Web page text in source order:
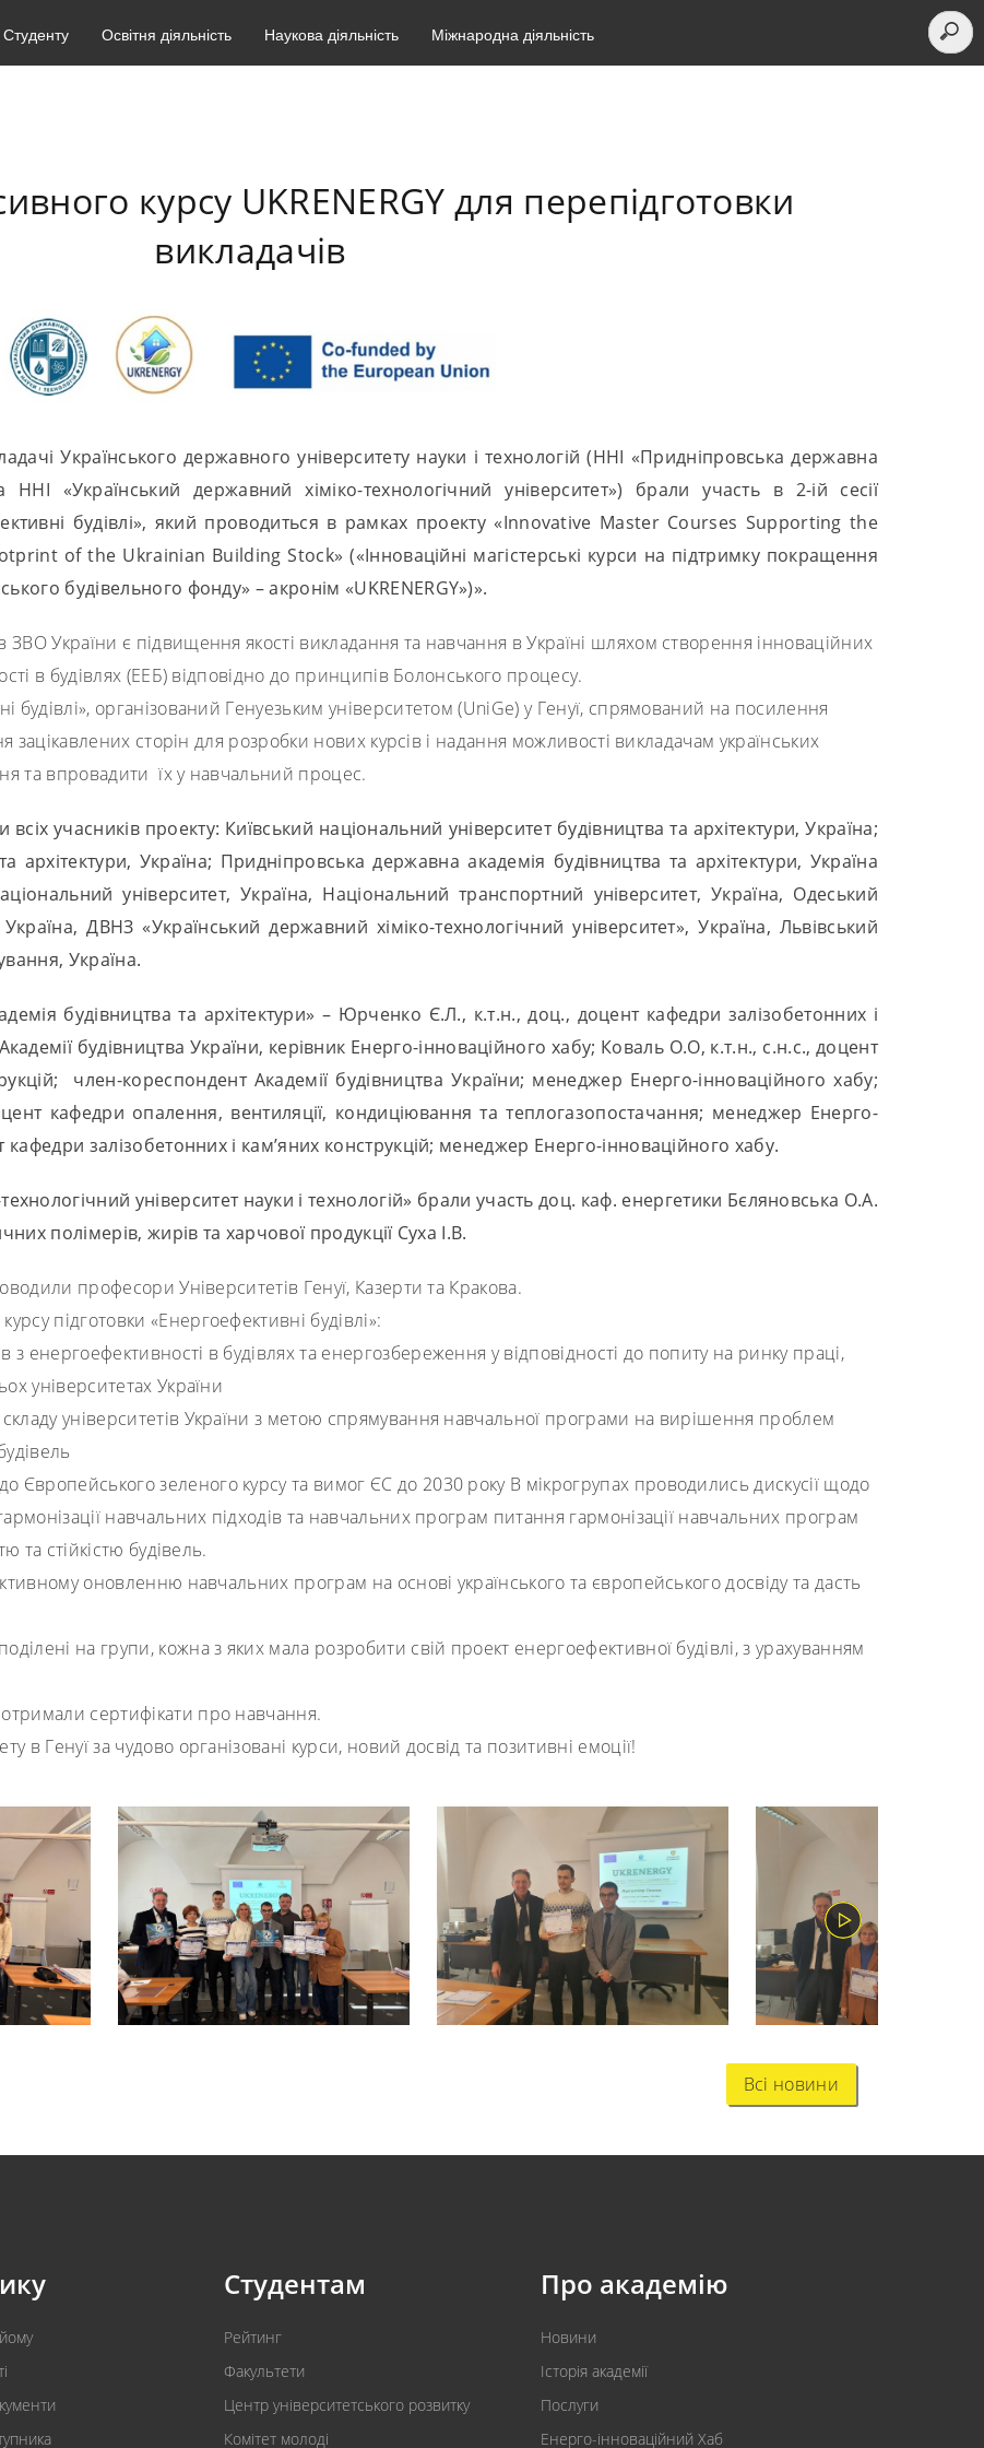
Студенту Освітня діяльність Наукова діяльність Міжнародна діяльність
курсу UKRENERGY для перепідготовки
викладачів
Українського державного університету науки і технологій (ННІ «Придніпровська державна
ННІ «Український державний хіміко-технологічний університет») брали участь в 2-ій сесії
будівлі», який проводиться в рамках проекту «Innovative Master Courses Supporting the
of the Ukrainian Building Stock» («Інноваційні магістерські курси на підтримку покращення
будівельного фонду» – акронім «UKRENERGY»)».
України є підвищення якості викладання та навчання в Україні шляхом створення інноваційних
в будівлях (ЕEБ) відповідно до принципів Болонського процесу.
організований Генуезьким університетом (UniGe) у Генуї, спрямований на посилення
зацікавлених сторін для розробки нових курсів і надання можливості викладачам українських
та впровадити їх у навчальний процес.
учасників проекту: Київський національний університет будівництва та архітектури, Україна;
архітектури, Україна; Придніпровська державна академія будівництва та архітектури, Україна
університет, Україна, Національний транспортний університет, Україна, Одеський
ДВНЗ «Український державний хіміко-технологічний університет», Україна, Львівський
Україна.
будівництва та архітектури» – Юрченко Є.Л., к.т.н., доц., доцент кафедри залізобетонних і
будівництва України, керівник Енерго-інноваційного хабу; Коваль О.О, к.т.н., с.н.с., доцент
член-кореспондент Академії будівництва України; менеджер Енерго-інноваційного хабу;
кафедри опалення, вентиляції, кондиціювання та теплогазопостачання; менеджер Енерго-
залізобетонних і кам’яних конструкцій; менеджер Енерго-інноваційного хабу.
університет науки і технологій» брали участь доц. каф. енергетики Бєляновська О.А.
полімерів, жирів та харчової продукції Суха І.В.
професори Університетів Генуї, Казерти та Кракова.
підготовки «Енергоефективні будівлі»:
з енергоефективності в будівлях та енергозбереження у відповідності до попиту на ринку праці,
університетах України
складу університетів України з метою спрямування навчальної програми на вирішення проблем
Європейського зеленого курсу та вимог ЄC до 2030 року В мікрогрупах проводились дискусії щодо
навчальних підходів та навчальних програм питання гармонізації навчальних програм
та стійкістю будівель.
оновленню навчальних програм на основі українського та європейського досвіду та дасть
на групи, кожна з яких мала розробити свій проект енергоефективної будівлі, з урахуванням
сертифікати про навчання.
в Генуї за чудово організовані курси, новий досвід та позитивні емоції!
Всі новини
Студентам
Рейтинг
Факультети
Центр університетського розвитку
Комітет молоді
Про академію
Новини
Історія академії
Послуги
Енерго-інноваційний Хаб